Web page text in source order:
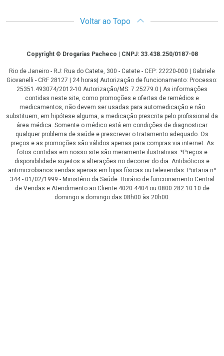
Voltar ao Topo
CopyrightCopyright © Drogarias Pacheco | CNPJ: 33.438.250/0187-08
Rio de Janeiro - RJ: Rua do Catete, 300 - Catete - CEP: 22220-000 | Gabriele
Giovanelli - CRF 28127 | 24 horas| Autorização de funcionamento: Processo:
25351.493074/2012-10 Autorização/MS: 7.25279.0 | As informações
contidas neste site, como promoções e ofertas de remédios e
medicamentos, não devem ser usadas para automedicação e não
substituem, em hipótese alguma, a medicação prescrita pelo profissional da
área médica. Somente o médico está em condições de diagnosticar
qualquer problema de saúde e prescrever o tratamento adequado. Os
preços e as promoções são válidos apenas para compras via internet. As
fotos contidas em nosso site são meramente ilustrativas. *Preços e
disponibilidade sujeitos a alterações no decorrer do dia. Antibióticos e
antimicrobianos vendas apenas em lojas físicas ou televendas. Portaria nº
344 - 01/02/1999 - Ministério da Saúde. Horário de funcionamento Central
de Vendas e Atendimento ao Cliente 4020 4404 ou 0800 282 10 10 de
domingo a domingo das 08h00 às 20h00.